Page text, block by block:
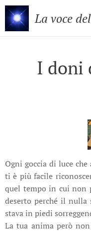
La voce
I doni
Ogni goccia di luce
ti è più facile
quel tempo in cui non
deserto perché il nulla
stava in piedi
La tua anima però